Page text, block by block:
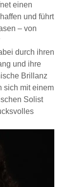
einen
und führt
– von
durch ihren
und ihre
Brillanz
sich mit einem
Solist